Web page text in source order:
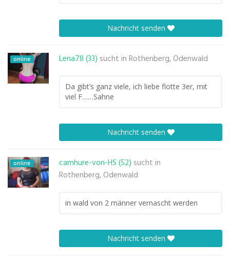
Nachricht senden
online Lena78 (33) sucht in Rothenberg, Odenwald
Da gibt’s ganz viele, ich liebe flotte 3er, mit
viel F……Sahne
Nachricht senden
online camhure-von-HS (52) sucht in
Rothenberg, Odenwald
in wald von 2 männer vernascht werden
Nachricht senden